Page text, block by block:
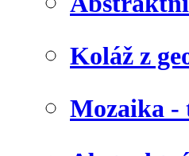
Koláž z
Mozaika -